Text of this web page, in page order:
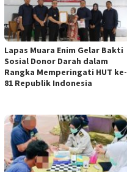
Lapas Muara Enim Gelar Bakti
Sosial Donor Darah dalam
Rangka Memperingati HUT ke-
81 Republik Indonesia